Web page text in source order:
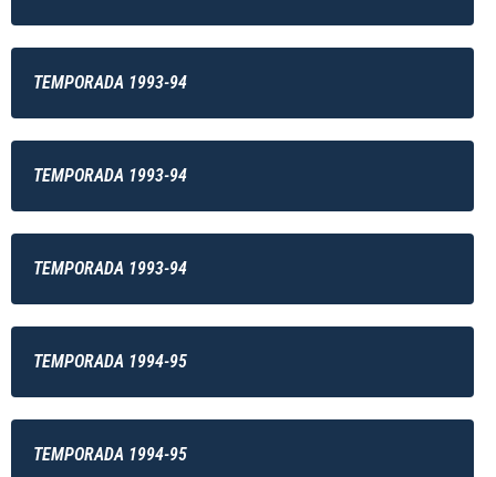
TEMPORADA 1993-94
TEMPORADA 1993-94
TEMPORADA 1993-94
TEMPORADA 1994-95
TEMPORADA 1994-95